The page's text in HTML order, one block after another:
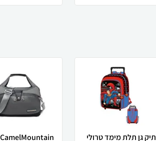
תיק גן תלת מימד טרולי